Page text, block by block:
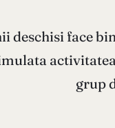
deschisi face
grup